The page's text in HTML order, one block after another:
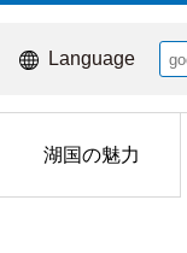
Language
湖国の魅力